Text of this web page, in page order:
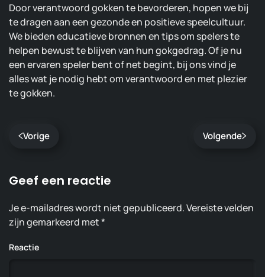
Door verantwoord gokken te bevorderen, hopen we bij
te dragen aan een gezonde en positieve speelcultuur.
We bieden educatieve bronnen en tips om spelers te
helpen bewust te blijven van hun gokgedrag. Of je nu
een ervaren speler bent of net begint, bij ons vind je
alles wat je nodig hebt om verantwoord en met plezier
te gokken.
Vorige Volgende
Geef een reactie
Je e-mailadres wordt niet gepubliceerd. Vereiste velden
zijn gemarkeerd met*
Reactie